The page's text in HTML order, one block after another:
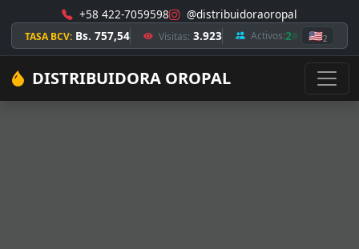
+58 422-7059598 @distribuidoraoropal
TASA BCV: Bs. 757,54 Visitas: 3.923 Activos:2 🇺🇸2
DISTRIBUIDORA OROPAL